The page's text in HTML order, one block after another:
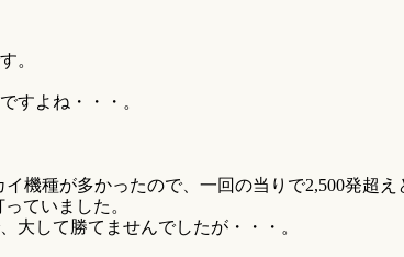
。
すよね・・・。
機種が多かったので、一回の当りで2,500発超え
ていました。
大して勝てませんでしたが・・・。